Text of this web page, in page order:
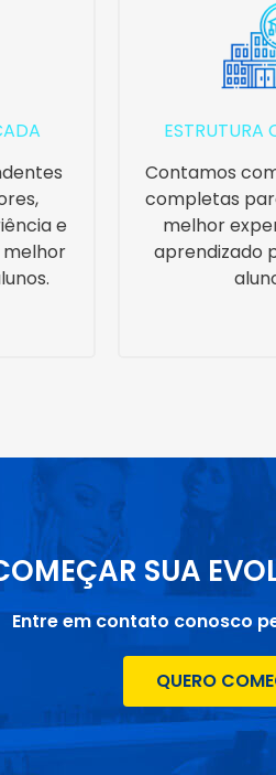
e
ESTRUTURA
Contamos
completas
melhor
aprendizado
SUA
Entre em contato conosco
QUERO